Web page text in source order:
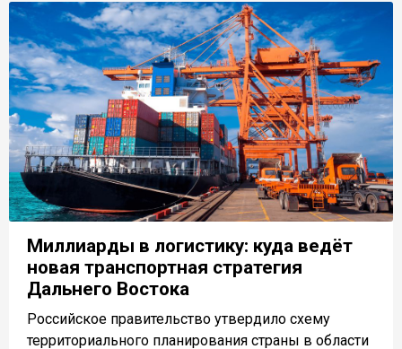
Миллиарды в логистику: куда ведёт
новая транспортная стратегия
Дальнего Востока
Российское правительство утвердило схему
территориального планирования страны в области